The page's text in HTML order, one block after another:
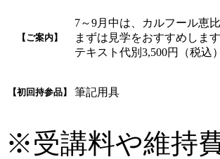
【ご案内】
7～9月中は、カルフール恵
まずは見学をおすすめしま
テキスト代別3,500円（税込
【初回持参品】 筆記用具
※受講料や維持